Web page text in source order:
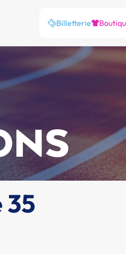
Billetterie
35